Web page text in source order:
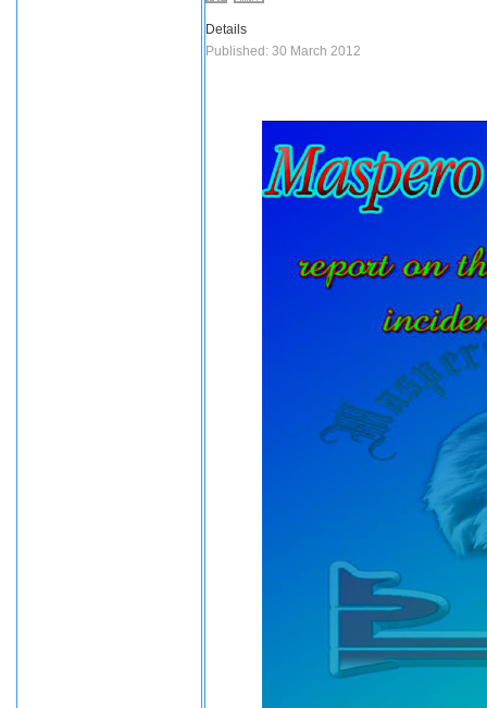
Details
Published: 30 March 2012